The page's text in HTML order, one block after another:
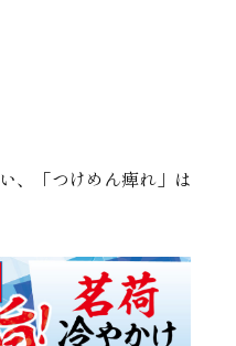
、「つけめん痺れ」は